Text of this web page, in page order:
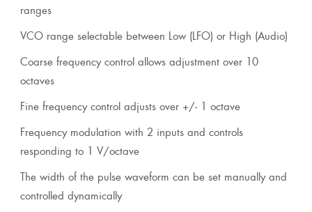
ranges
VCO range selectable between Low (LFO) or High (Audio)
Coarse frequency control allows adjustment over 10
octaves
Fine frequency control adjusts over +/- 1 octave
Frequency modulation with 2 inputs and controls
responding to 1 V/octave
The width of the pulse waveform can be set manually and
controlled dynamically